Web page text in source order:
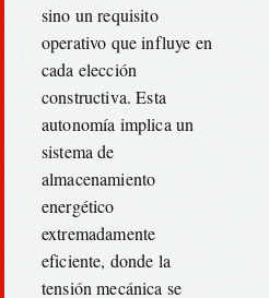
sino un requisito
operativo que influye en
cada elección
constructiva. Esta
autonomía implica un
sistema de
almacenamiento
energético
extremadamente
eficiente, donde la
tensión mecánica se